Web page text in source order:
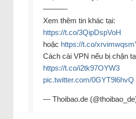
———-
Xem thêm tin khác tại:
https://t.co/3QipDspVoH
hoặc https://t.co/
Cách cài VPN nếu bị chặn
https://t.co/i2tk97OYW3
pic.twitter.com/0GYT9l6hvQ
— Thoibao.de